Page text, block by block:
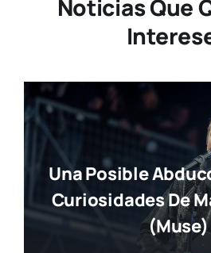
Noticias Que
Una Posible
Curiosidades De
(Muse)